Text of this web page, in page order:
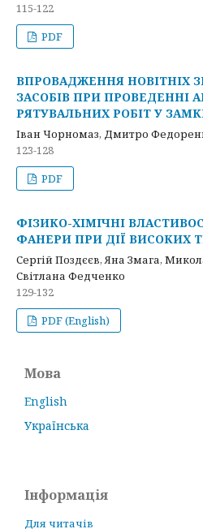
115-122
PDF
ВПРОВАДЖЕННЯ НОВІТНІХ
ЗАСОБІВ ПРИ ПРОВЕДЕННІ
РЯТУВАЛЬНИХ РОБІТ У
Іван Чорномаз, Дмитро
123-128
PDF
ФІЗИКО-ХІМІЧНІ
ФАНЕРИ ПРИ ДІЇ ВИСОКИХ
Сергій Поздєєв, Яна Змага,
Світлана Федченко
129-132
PDF (English)
Мова
English
Українська
Інформація
Для читачів